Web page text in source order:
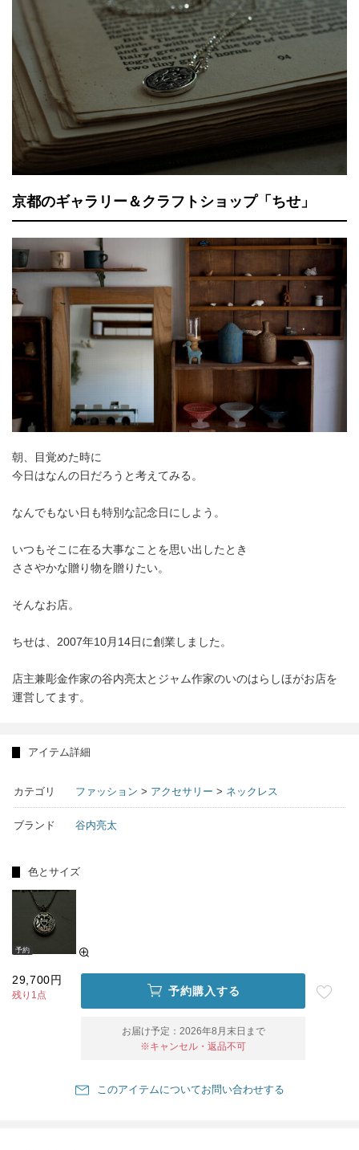
京都のギャラリー＆クラフトショップ「ちせ」
朝、目覚めた時に
今日はなんの日だろうと考えてみる。
なんでもない日も特別な記念日にしよう。
いつもそこに在る大事なことを思い出したとき
ささやかな贈り物を贈りたい。
そんなお店。
ちせは、2007年10月14日に創業しました。
店主兼彫金作家の谷内亮太とジャム作家のいのはらしほがお店を
運営してます。
アイテム詳細
カテゴリ ファッション > アクセサリー > ネックレス
ブランド 谷内亮太
色とサイズ
予約
29,700円
残り1点 予約購入する
お届け予定： 2026年8月末日まで
※キャンセル・返品不可
このアイテムについてお問い合わせする